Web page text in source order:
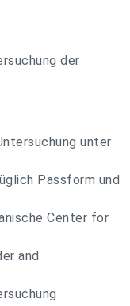
der
unter
Passform und
Center for
and